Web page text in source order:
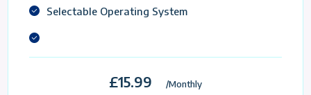
Selectable Operating System
£15.99 /Monthly